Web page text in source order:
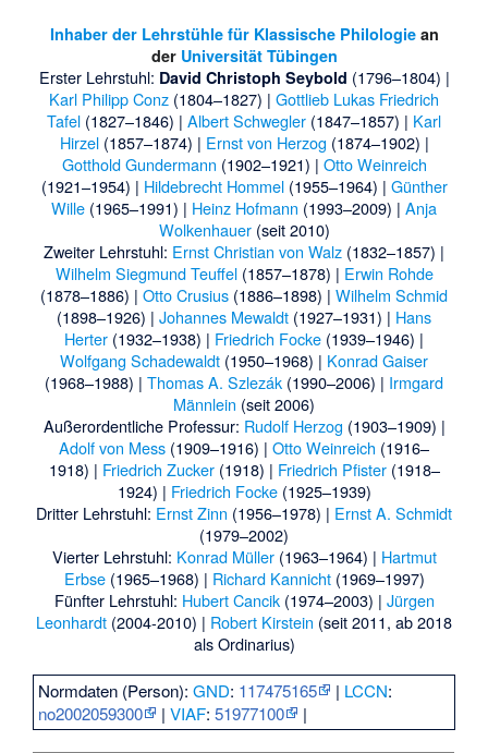
Inhaber der Lehrstühle für Klassische Philologiean
der Universität Tübingen
Erster Lehrstuhl: David Christoph Seybold (1796–1804) |
Karl Philipp Conz (1804–1827) | Gottlieb Lukas Friedrich
Tafel (1827–1846) | Albert Schwegler (1847–1857) | Karl
Hirzel(1857–1874) | Ernst von Herzog (1874–1902) |
Gotthold Gundermann (1902–1921) | Otto Weinreich
(1921–1954) | Hildebrecht Hommel(1955–1964) | Günther
Wille (1965–1991) | Heinz Hofmann (1993–2009) | Anja
Wolkenhauer(seit 2010)
Zweiter Lehrstuhl: Ernst Christian von Walz (1832–1857) |
Wilhelm Siegmund Teuffel(1857–1878) | Erwin Rohde
(1878–1886) | Otto Crusius (1886–1898) | Wilhelm Schmid
(1898–1926) | Johannes Mewaldt (1927–1931) | Hans
Herter (1932–1938) | Friedrich Focke (1939–1946) |
Wolfgang Schadewaldt (1950–1968) | Konrad Gaiser
(1968–1988) | Thomas A. Szlezák (1990–2006) | Irmgard
Männlein (seit 2006)
Außerordentliche Professur: Rudolf Herzog (1903–1909) |
Adolf von Mess (1909–1916) | Otto Weinreich (1916–
1918) | Friedrich Zucker(1918) | Friedrich Pfister(1918–
1924) | Friedrich Focke(1925–1939)
Dritter Lehrstuhl: Ernst Zinn (1956–1978) | Ernst A. Schmidt
(1979–2002)
Vierter Lehrstuhl: Konrad Müller(1963–1964) | Hartmut
Erbse(1965–1968) | Richard Kannicht(1969–1997)
Fünfter Lehrstuhl: Hubert Cancik(1974–2003) | Jürgen
Leonhardt (2004-2010) | Robert Kirstein (seit 2011, ab 2018
als Ordinarius)
Normdaten (Person):GND: 117475165 | LCCN:
no2002059300
|VIAF:51977100 |